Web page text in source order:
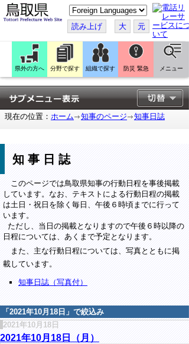
こ
の
ペ
ー
ジ
翻
訳
す
る
読み上げ 大 元
県外の方へ 分野で探す 組織で探す 防災 緊急 メニュー
現在の位置： ホーム 知事のページ 知事日誌
知事日誌
このページでは鳥取県知事の行動日程を事後掲載
しています。なお、テキストによる行動日程の掲載
は土日・祝日を除く毎日、午後６時頃までに行って
います。
ただし、当日の掲載となりますので午後６時以降の
日程については、あくまで予定となります。
また、主な行動日程については、写真とともに掲
載しています。
知事日誌（写真付）
「 2021年10月18日 」で絞込み
2021年10月18日
2021年10月18日（月）